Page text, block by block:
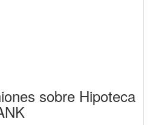
sobre Hipoteca